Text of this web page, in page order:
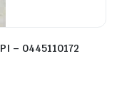
– 0445110172